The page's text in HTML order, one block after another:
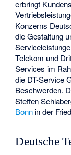
erbringt
Konzerns
die Gestaltung
Telekom und
Services im
die DT-Service
Beschwerden.
Steffen
Bonn in der
Deutsche